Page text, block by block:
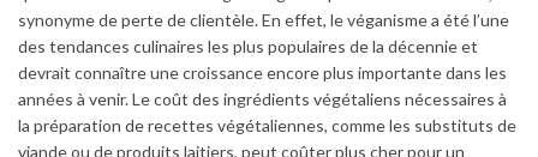
synonyme de perte de clientèle. En effet, le véganisme a été l’une
des tendances culinaires les plus populaires de la décennie et
devrait connaître une croissance encore plus importante dans les
années à venir. Le coût des ingrédients végétaliens nécessaires à
la préparation de recettes végétaliennes, comme les substituts de
viande ou de produits laitiers, peut coûter plus cher pour un